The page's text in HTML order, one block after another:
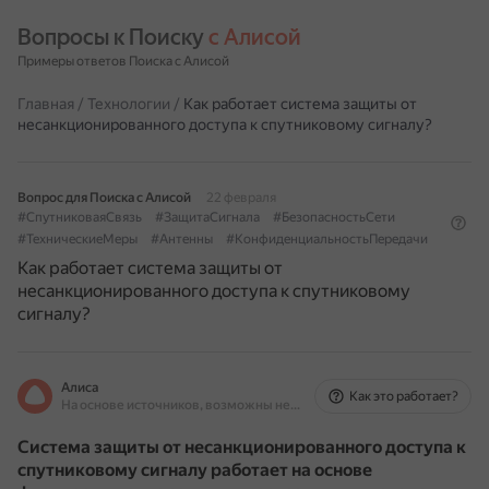
Вопросы к Поиску с Алисой
Примеры ответов Поиска с Алисой
Главная / Технологии / Как работает система защиты от
несанкционированного доступа к спутниковому сигналу?
Вопрос для Поиска с Алисой
22 февраля
#СпутниковаяСвязь
#ЗащитаСигнала
#БезопасностьСети
#ТехническиеМеры
#Антенны #КонфиденциальностьПередачи
Как работает система защиты от
несанкционированного доступа к спутниковому
сигналу?
Алиса
На основе источников, возможны неточности
Как это работает?
Система защиты от несанкционированного доступа к
спутниковому сигналу работает на основе